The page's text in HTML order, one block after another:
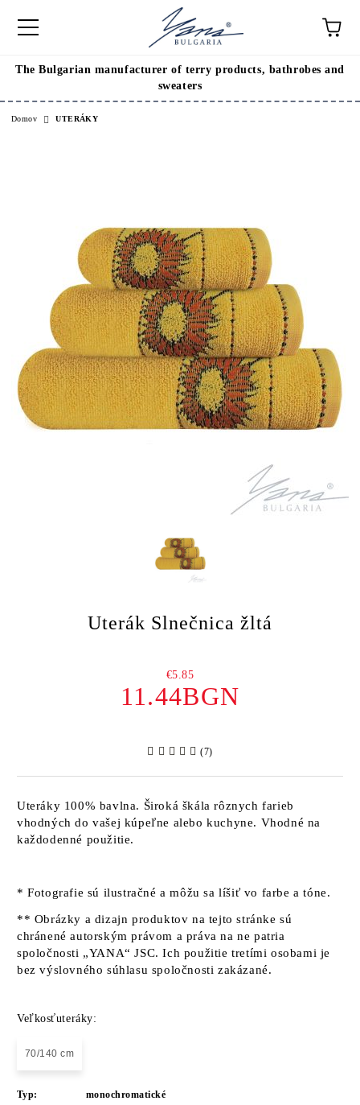
The Bulgarian manufacturer of terry products, bathrobes and
sweaters
Domov UTERÁKY
Uterák Slnečnica žltá
€5.85
11.44BGN
(7)
Uteráky 100% bavlna. Široká škála rôznych farieb
vhodných do vašej kúpeľne alebo kuchyne. Vhodné na
každodenné použitie.
* Fotografie sú ilustračné a môžu sa líšiť vo farbe a tóne.
** Obrázky a dizajn produktov na tejto stránke sú
chránené autorským právom a práva na ne patria
spoločnosti „YANA“ JSC. Ich použitie tretími osobami je
bez výslovného súhlasu spoločnosti zakázané.
Veľkosťuteráky:
70/140 cm
Typ:
monochromatické